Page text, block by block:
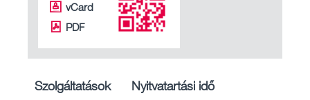
vCard
PDF
Szolgáltatások Nyitvatartási idő